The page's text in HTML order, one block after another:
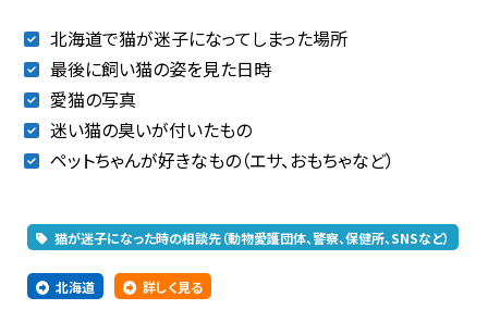
北海道で猫が迷子になってしまった場所
最後に飼い猫の姿を見た日時
愛猫の写真
迷い猫の臭いが付いたもの
ペットちゃんが好きなもの（エサ、おもちゃなど）
猫が迷子になった時の相談先（動物愛護団体、警察、保健所、SNSなど）
北海道 詳しく見る